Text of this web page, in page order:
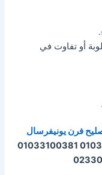
أو تفاوت في
فرن يونيفرسال
01033100236 01033100381
01040424185